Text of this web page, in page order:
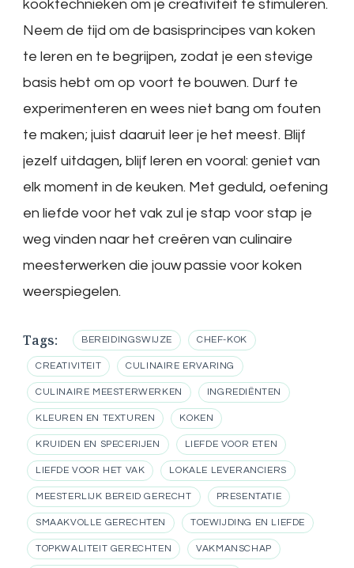
kooktechnieken om je creativiteit te stimuleren.
Neem de tijd om de basisprincipes van koken
te leren en te begrijpen, zodat je een stevige
basis hebt om op voort te bouwen. Durf te
experimenteren en wees niet bang om fouten
te maken; juist daaruit leer je het meest. Blijf
jezelf uitdagen, blijf leren en vooral: geniet van
elk moment in de keuken. Met geduld, oefening
en liefde voor het vak zul je stap voor stap je
weg vinden naar het creëren van culinaire
meesterwerken die jouw passie voor koken
weerspiegelen.
Tags: BEREIDINGSWIJZE CHEF-KOK
CREATIVITEIT CULINAIRE ERVARING
CULINAIRE MEESTERWERKEN INGREDIËNTEN
KLEUREN EN TEXTUREN KOKEN
KRUIDEN EN SPECERIJEN LIEFDE VOOR ETEN
LIEFDE VOOR HET VAK LOKALE LEVERANCIERS
MEESTERLIJK BEREID GERECHT PRESENTATIE
SMAAKVOLLE GERECHTEN TOEWIJDING EN LIEFDE
TOPKWALITEIT GERECHTEN VAKMANSCHAP